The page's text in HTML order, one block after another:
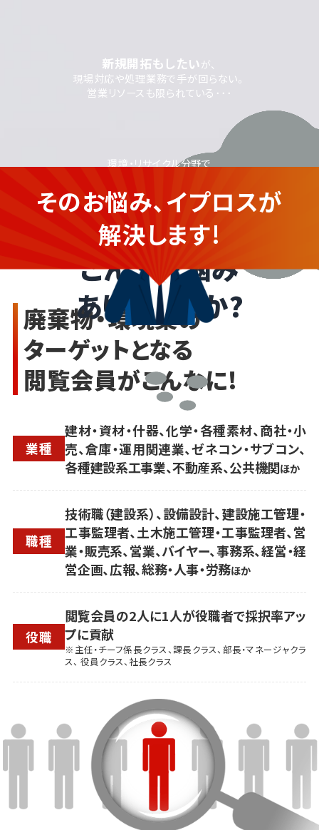
環境・リサイクル業の企業さま
こんなお悩み
ありませんか?
新規開拓もしたいが、
現場対応や処理業務で手が回らない。
営業リソースも限られている･･･
環境・リサイクル分野で
やり方がわからず不安...
そのお悩み、イプロスが
解決します!
廃棄物・環境業の
ターゲットとなる
閲覧会員がこんなに!
業種
建材・資材・什器、化学・各種素材、商社・小
売、倉庫・運用関連業、ゼネコン・サブコン、
各種建設系工事業、不動産系、公共機関ほか
職種
技術職（建設系）、設備設計、建設施工管理・
工事監理者、土木施工管理・工事監理者、営
業・販売系、営業、バイヤー、事務系、経営・経
営企画、広報、総務・人事・労務ほか
役職
閲覧会員の2人に1人が役職者で採択率アッ
プに貢献
※主任・チーフ係長クラス、課長クラス、部長・マネージャクラ
ス、 役員クラス、社長クラス